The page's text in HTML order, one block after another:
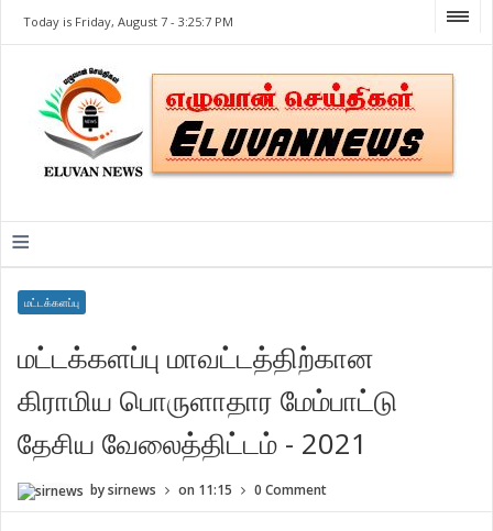
Today is Friday, August 7 -3:25:7 PM
≡
மட்டக்களப்பு
மட்டக்களப்பு மாவட்டத்திற்கான
கிராமிய பொருளாதார மேம்பாட்டு
தேசிய வேலைத்திட்டம் - 2021
bysirnews on 11:15 0 Comment